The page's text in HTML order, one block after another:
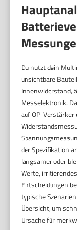
Du nutzt dein
unsichtbare
Innenwiderstand,
Messelektronik.
auf OP-Verstärker
der Spezifikation
langsamer oder
Werte,
Entscheidungen
typische
Übersicht, um
Ursache für